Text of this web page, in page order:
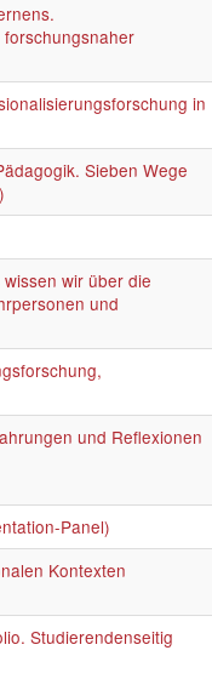
in
Sieben Wege
wir über die
und
und Reflexionen
Panel)
Kontexten
Studierendenseitig